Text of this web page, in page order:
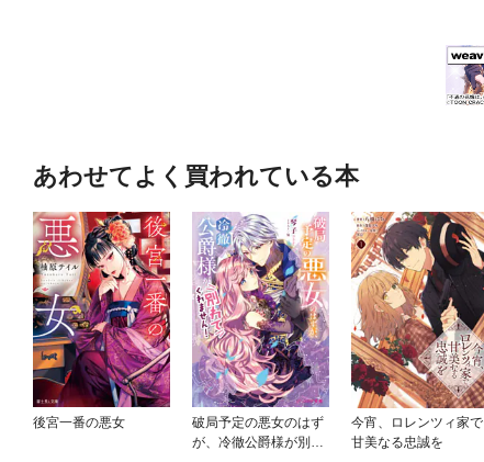
あわせてよく買われている本
後宮一番の悪女
破局予定の悪女のはず
が、冷徹公爵様が別れ
今宵、ロレンツィ家で
甘美なる忠誠を